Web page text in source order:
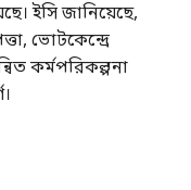
ইসি জানিয়েছে,
ভোটকেন্দ্রে
কর্মপরিকল্পনা